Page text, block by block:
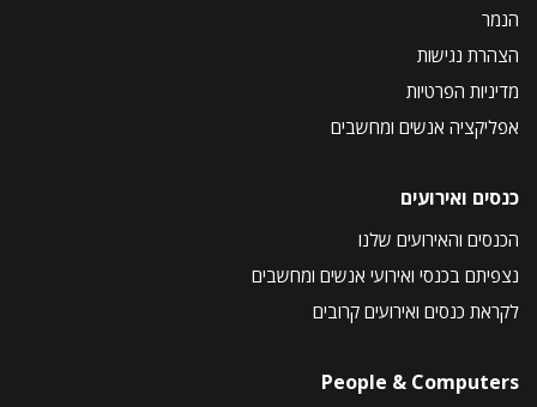
הנמר
הצהרת נגישות
מדיניות הפרטיות
אפליקציה אנשים ומחשבים
כנסים ואירועים
הכנסים והאירועים שלנו
נצפיתם בכנסי ואירועי אנשים ומחשבים
לקראת כנסים ואירועים קרובים
People & Computers